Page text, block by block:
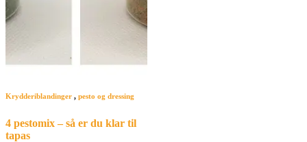
Krydderiblandinger , pesto og dressing
4 pestomix – så er du klar til
tapas